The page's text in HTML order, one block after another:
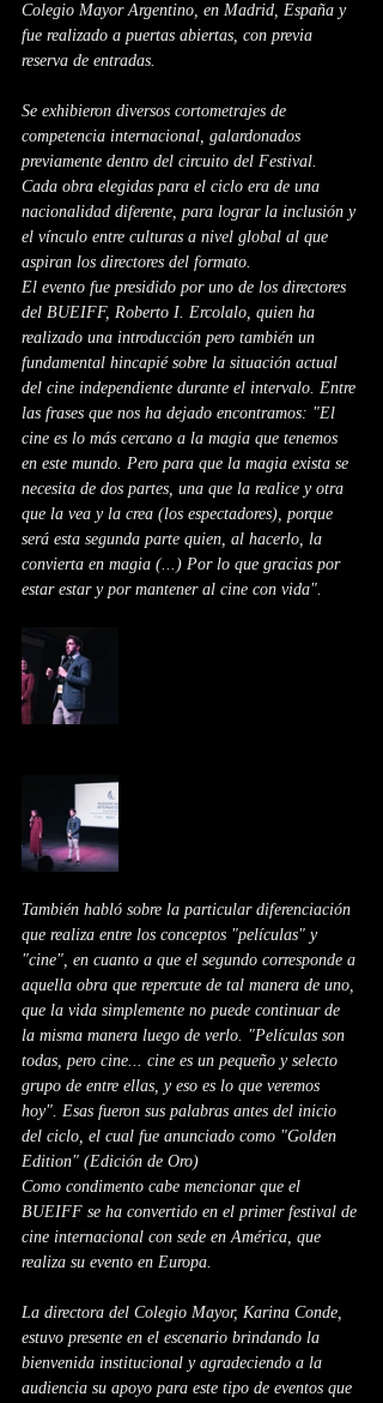
Colegio Mayor Argentino, en Madrid, España y
fue realizado a puertas abiertas, con previa
reserva de entradas.
Se exhibieron diversos cortometrajes de
competencia internacional, galardonados
previamente dentro del circuito del Festival.
Cada obra elegidas para el ciclo era de una
nacionalidad diferente, para lograr la inclusión y
el vínculo entre culturas a nivel global al que
aspiran los directores del formato.
El evento fue presidido por uno de los directores
del BUEIFF, Roberto I. Ercolalo, quien ha
realizado una introducción pero también un
fundamental hincapié sobre la situación actual
del cine independiente durante el intervalo. Entre
las frases que nos ha dejado encontramos: "El
cine es lo más cercano a la magia que tenemos
en este mundo. Pero para que la magia exista se
necesita de dos partes, una que la realice y otra
que la vea y la crea (los espectadores), porque
será esta segunda parte quien, al hacerlo, la
convierta en magia (...) Por lo que gracias por
estar estar y por mantener al cine con vida".
También habló sobre la particular diferenciación
que realiza entre los conceptos "películas" y
"cine", en cuanto a que el segundo corresponde a
aquella obra que repercute de tal manera de uno,
que la vida simplemente no puede continuar de
la misma manera luego de verlo. "Películas son
todas, pero cine... cine es un pequeño y selecto
grupo de entre ellas, y eso es lo que veremos
hoy". Esas fueron sus palabras antes del inicio
del ciclo, el cual fue anunciado como "Golden
Edition" (Edición de Oro)
Como condimento cabe mencionar que el
BUEIFF se ha convertido en el primer festival de
cine internacional con sede en América, que
realiza su evento en Europa.
La directora del Colegio Mayor, Karina Conde,
estuvo presente en el escenario brindando la
bienvenida institucional y agradeciendo a la
audiencia su apoyo para este tipo de eventos que